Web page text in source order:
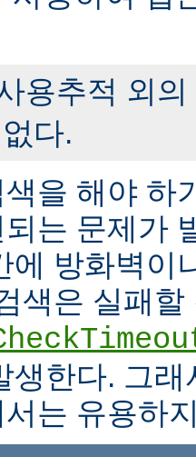
용추적 외
다.
을 해야 하
는 문제가
에 방화벽이
색은 실패
생한다. 그
는 유용하